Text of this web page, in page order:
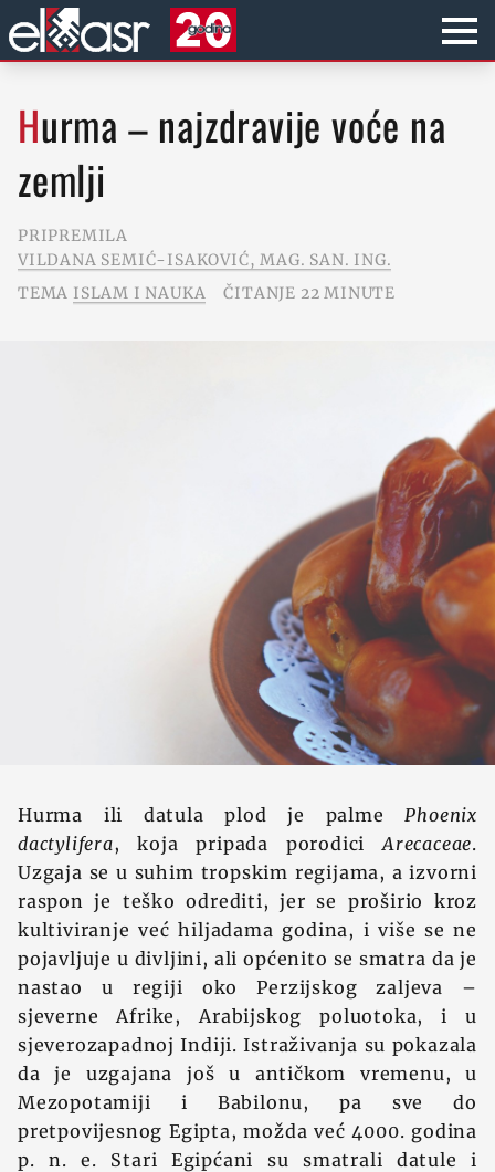
Hurma – najzdravije voće na
zemlji
PRIPREMILA
VILDANA SEMIĆ-ISAKOVIĆ, MAG. SAN. ING.
TEMA ISLAM I NAUKA ČITANJE 22 MINUTE
Hurma ili datula plod je palmePhoenix
dactylifera, koja pripada porodiciArecaceae.
Uzgaja se u suhim tropskim regijama, a izvorni
raspon je teško odrediti, jer se proširio kroz
kultiviranje već hiljadama godina, i više se ne
pojavljuje u divljini, ali općenito se smatra da je
nastao u regiji oko Perzijskog zaljeva –
sjeverne Afrike, Arabijskog poluotoka, i u
sjeverozapadnoj Indiji. Istraživanja su pokazala
da je uzgajana još u antičkom vremenu, u
Mezopotamiji i Babilonu, pa sve do
pretpovijesnog Egipta, možda već 4000. godina
p. n. e. Stari Egipćani su smatrali datule i